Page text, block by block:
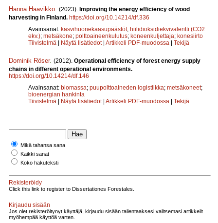
Hanna Haavikko (2023). Improving the energy efficiency of wood
harvesting in Finland. https://doi.org/10.14214/df.336
Avainsanat: kasvihuonekaasupäästöt; hiilidioksidiekvivalentti (CO2
ekv.); metsäkone; polttoaineenkulutus; koneenkuljettaja; konesiirto
Tiivistelmä | Näytä lisätiedot | Artikkeli PDF-muodossa | Tekijä
Dominik Röser. (2012). Operational efficiency of forest energy supply
chains in different operational environments.
https://doi.org/10.14214/df.146
Avainsanat: biomassa; puupolttoaineden logistiikka; metsäkoneet;
bioenergian hankinta
Tiivistelmä | Näytä lisätiedot | Artikkeli PDF-muodossa | Tekijä
Mikä tahansa sana
Kaikki sanat
Koko hakuteksti
Rekisteröidy
Click this link to register to Dissertationes Forestales.
Kirjaudu sisään
Jos olet rekisteröitynyt käyttäjä, kirjaudu sisään tallentaaksesi valitsemasi artikkelit
myöhempää käyttöä varten.